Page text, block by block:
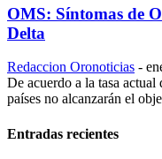
OMS: Síntomas de
Delta
Redaccion Oronoticias -
De acuerdo a la tasa
países no alcanzarán el
Entradas recientes